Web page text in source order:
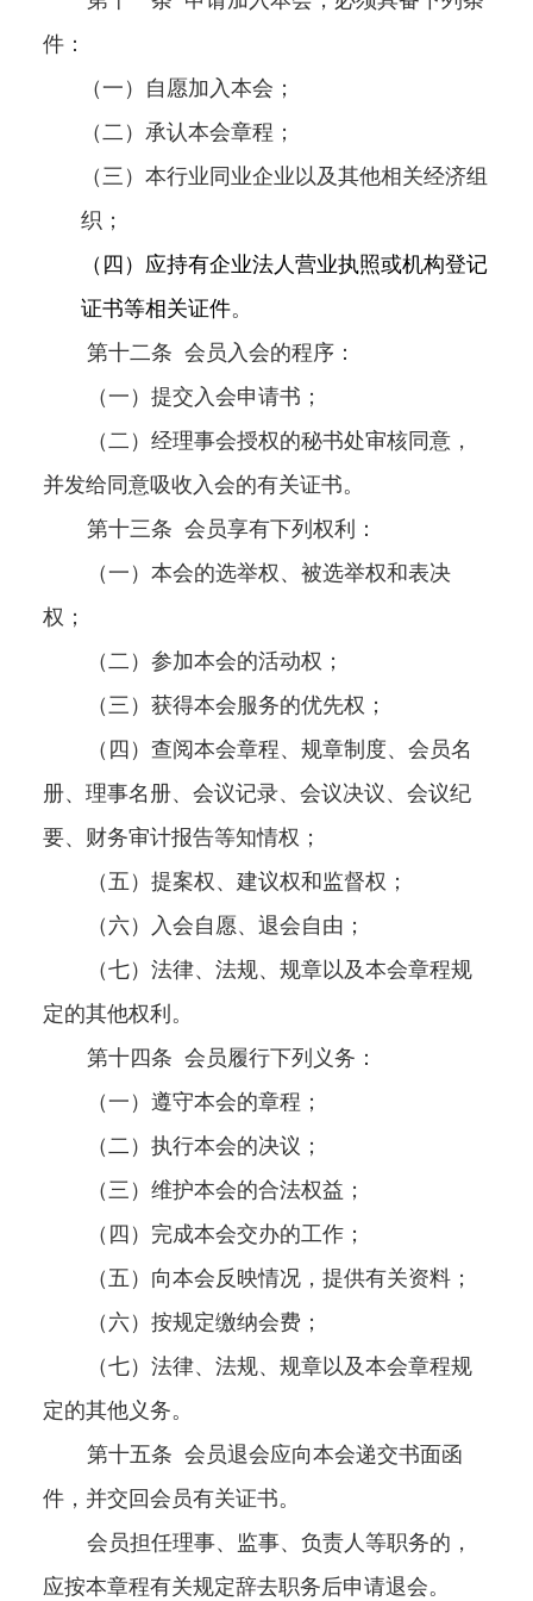
件：
（一）自愿加入本会；
（二）承认本会章程；
（三）本行业同业企业以及其他相关经济组
织；
（四）应持有企业法人营业执照或机构登记
证书等相关证件。
第十二条 会员入会的程序：
（一）提交入会申请书；
（二）经理事会授权的秘书处审核同意，
并发给同意吸收入会的有关证书。
第十三条 会员享有下列权利：
（一）本会的选举权、被选举权和表决
权；
（二）参加本会的活动权；
（三）获得本会服务的优先权；
（四）查阅本会章程、规章制度、会员名
册、理事名册、会议记录、会议决议、会议纪
要、财务审计报告等知情权；
（五）提案权、建议权和监督权；
（六）入会自愿、退会自由；
（七）法律、法规、规章以及本会章程规
定的其他权利。
第十四条 会员履行下列义务：
（一）遵守本会的章程；
（二）执行本会的决议；
（三）维护本会的合法权益；
（四）完成本会交办的工作；
（五）向本会反映情况，提供有关资料；
（六）按规定缴纳会费；
（七）法律、法规、规章以及本会章程规
定的其他义务。
第十五条 会员退会应向本会递交书面函
件，并交回会员有关证书。
会员担任理事、监事、负责人等职务的，
应按本章程有关规定辞去职务后申请退会。